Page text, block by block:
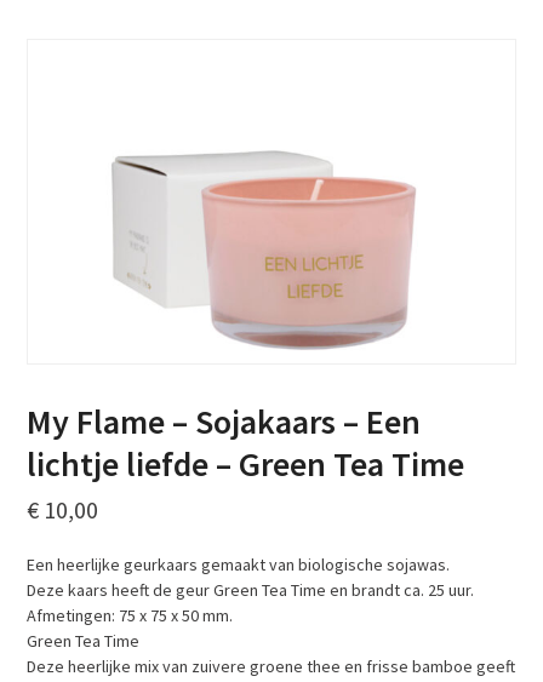
My Flame – Sojakaars – Een
lichtje liefde – Green Tea Time
€ 10,00
Een heerlijke geurkaars gemaakt van biologische sojawas.
Deze kaars heeft de geur Green Tea Time en brandt ca. 25 uur.
Afmetingen: 75 x 75 x 50 mm.
Green Tea Time
Deze heerlijke mix van zuivere groene thee en frisse bamboe geeft